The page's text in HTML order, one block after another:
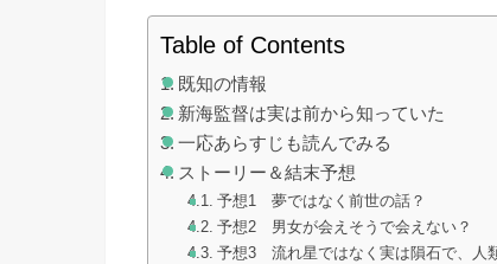
Table of Contents
既知の情報
新海監督は実は前から知っていた
一応あらすじも読んでみる
ストーリー＆結末予想
予想1 夢ではなく前世の話？
予想2 男女が会えそうで会えない？
予想3 流れ星ではなく実は隕石で、人